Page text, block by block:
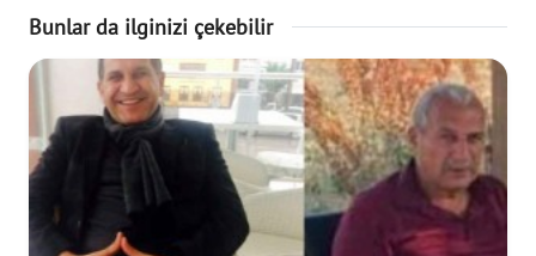
Bunlar da ilginizi çekebilir